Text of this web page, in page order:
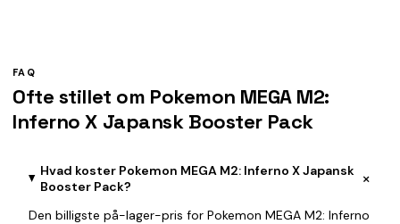
FAQ
Ofte stillet om Pokemon MEGA M2:
Inferno X Japansk Booster Pack
Hvad koster Pokemon MEGA M2: Inferno X Japansk
Booster Pack?
+
Den billigste på-lager-pris for Pokemon MEGA M2: Inferno